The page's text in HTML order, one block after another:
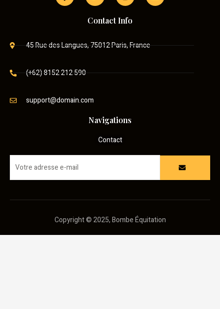
Contact Info
45 Rue des Langues, 75012 Paris, France
(+62) 8152 212 590
support@domain.com
Navigations
Contact
Copyright © 2025, Bombe Équitation